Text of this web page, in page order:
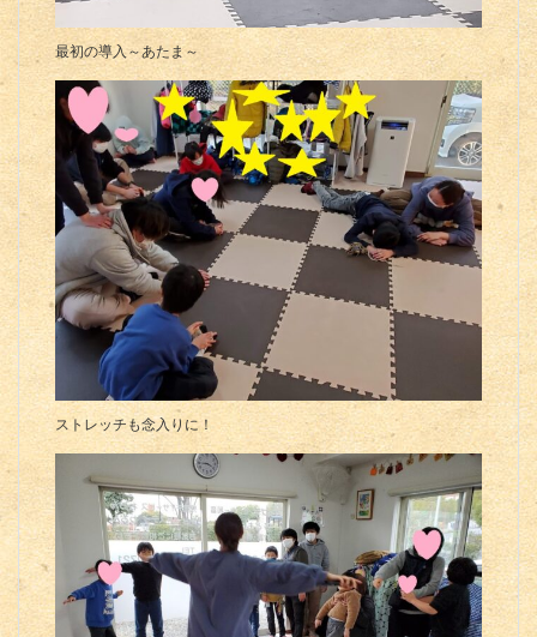
最初の導入～あたま～
ストレッチも念入りに！